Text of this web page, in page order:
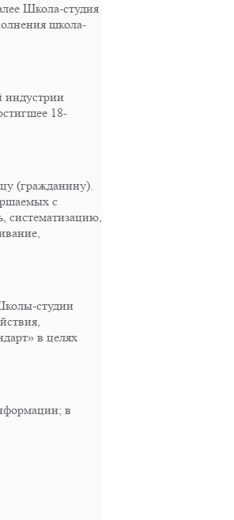
Школа-студия
школа-
индустрии
18-
(гражданину).
с
систематизацию,
студии
в целях
в